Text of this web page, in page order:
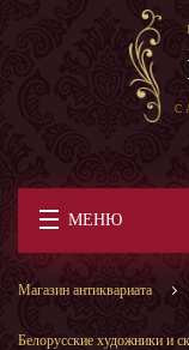
МЕНЮ
Магазин антиквариата
Белорусские художники и